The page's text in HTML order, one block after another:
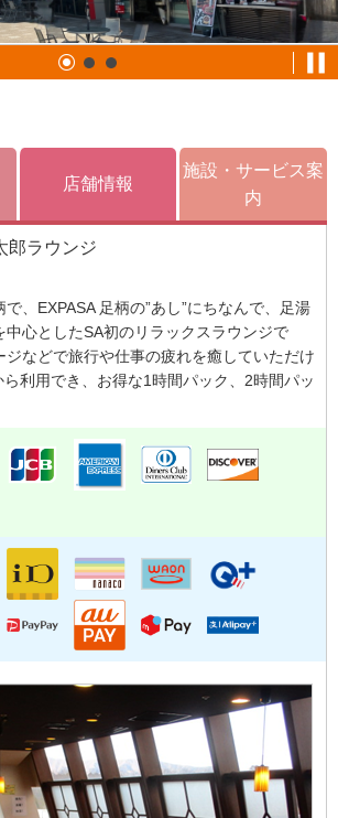
店舗情報
施設・サービス案
内
ラウンジ
、EXPASA 足柄の”あし”にちなんで、足湯
中心としたSA初のリラックスラウンジで
ジなどで旅行や仕事の疲れを癒していただけ
利用でき、お得な1時間パック、2時間パッ